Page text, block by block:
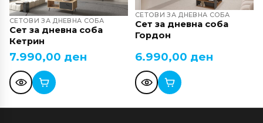
СЕТОВИ ЗА ДНЕВНА СОБА
Сет за дневна соба
Кетрин
7.990,00 ден
СЕТОВИ ЗА ДНЕВНА СОБА
Сет за дневна соба
Гордон
6.990,00 ден